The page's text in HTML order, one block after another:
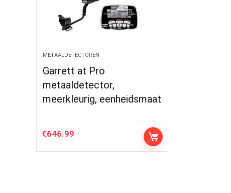
METAALDETECTOREN
Garrett at Pro
metaaldetector,
meerkleurig, eenheidsmaat
€646.99